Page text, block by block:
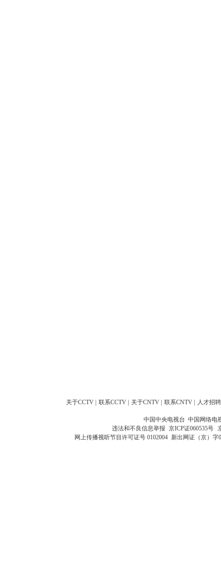
关于CCTV 联系CCTV 关于CNTV 联系CNTV 人才招聘
中国中央电视台 中国网络电
违法和不良信息举报 京ICP证060535号
网上传播视听节目许可证号 0102004 新出网证（京）